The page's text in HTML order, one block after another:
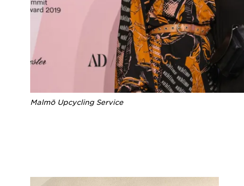
Malmö Upcycling Service